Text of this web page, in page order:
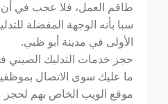
طاقم العمل، فلا عجب في
سبا بأنه الوجهة المفضلة
الأولى في مدينة أبو ظبي.
حجز خدمات التدليك
ما عليك سوى الاتصال
موقع الويب الخاص بهم